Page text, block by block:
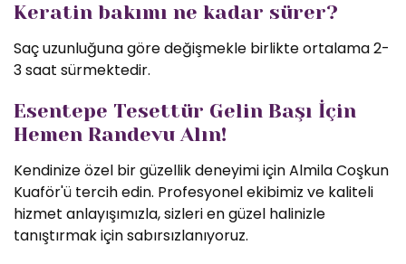
Keratin bakımı ne kadar sürer?
Saç uzunluğuna göre değişmekle birlikte ortalama 2-
3 saat sürmektedir.
Esentepe Tesettür Gelin Başı İçin
Hemen Randevu Alın!
Kendinize özel bir güzellik deneyimi için Almila Coşkun
Kuaför'ü tercih edin. Profesyonel ekibimiz ve kaliteli
hizmet anlayışımızla, sizleri en güzel halinizle
tanıştırmak için sabırsızlanıyoruz.